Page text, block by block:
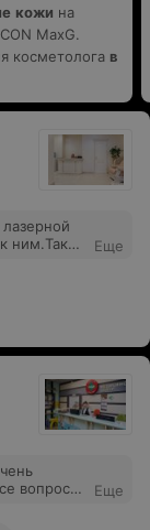
кожи на
MaxG.
косметолога в
ним.Такое
Еще
вопросы.
Еще